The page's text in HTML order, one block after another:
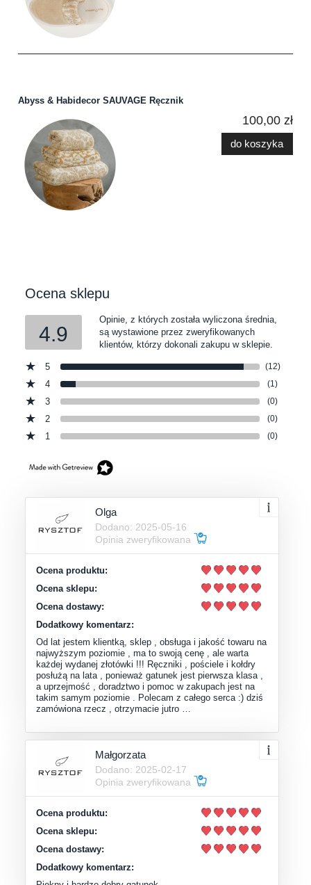
Abyss & Habidecor SAUVAGE Ręcznik
100,00 zł
do koszyka
Ocena sklepu
4.9
Opinie, z których została wyliczona średnia,
są wystawione przez zweryfikowanych
klientów, którzy dokonali zakupu w sklepie.
5 (12)
4 (1)
3 (0)
2 (0)
1 (0)
Olga
Dodano: 2025-05-16
Opinia zweryfikowana
Ocena produktu:
Ocena sklepu:
Ocena dostawy:
Dodatkowy komentarz:
Od lat jestem klientką, sklep , obsługa i jakość towaru na
najwyższym poziomie , ma to swoją cenę , ale warta
każdej wydanej złotówki !!! Ręczniki , pościele i kołdry
posłużą na lata , ponieważ gatunek jest pierwsza klasa ,
a uprzejmość , doradztwo i pomoc w zakupach jest na
takim samym poziomie . Polecam z całego serca :) dziś
zamówiona rzecz , otrzymacie jutro …
Małgorzata
Dodano: 2025-02-17
Opinia zweryfikowana
Ocena produktu:
Ocena sklepu:
Ocena dostawy:
Dodatkowy komentarz: